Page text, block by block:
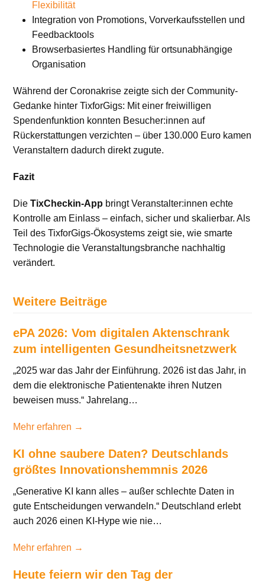
Flexibilität
Integration von Promotions, Vorverkaufsstellen und
Feedbacktools
Browserbasiertes Handling für ortsunabhängige
Organisation
Während der Coronakrise zeigte sich der Community-
Gedanke hinter TixforGigs: Mit einer freiwilligen
Spendenfunktion konnten Besucher:innen auf
Rückerstattungen verzichten – über 130.000 Euro kamen
Veranstaltern dadurch direkt zugute.
Fazit
DieTixCheckin-App bringt Veranstalter:innen echte
Kontrolle am Einlass – einfach, sicher und skalierbar. Als
Teil des TixforGigs-Ökosystems zeigt sie, wie smarte
Technologie die Veranstaltungsbranche nachhaltig
verändert.
Weitere Beiträge
ePA 2026: Vom digitalen Aktenschrank
zum intelligenten Gesundheitsnetzwerk
„2025 war das Jahr der Einführung. 2026 ist das Jahr, in
dem die elektronische Patientenakte ihren Nutzen
beweisen muss.“ Jahrelang…
Mehr erfahren →
KI ohne saubere Daten? Deutschlands
größtes Innovationshemmnis 2026
„Generative KI kann alles – außer schlechte Daten in
gute Entscheidungen verwandeln.“ Deutschland erlebt
auch 2026 einen KI-Hype wie nie…
Mehr erfahren →
Heute feiern wir den Tag der